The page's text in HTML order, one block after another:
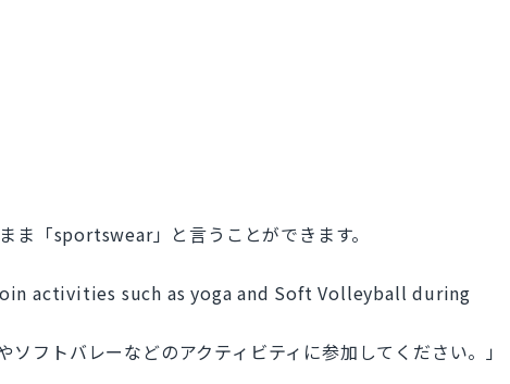
ま「sportswear」と言うことができます。
activities such as yoga and Soft Volleyball during
ソフトバレーなどのアクティビティに参加してください。」